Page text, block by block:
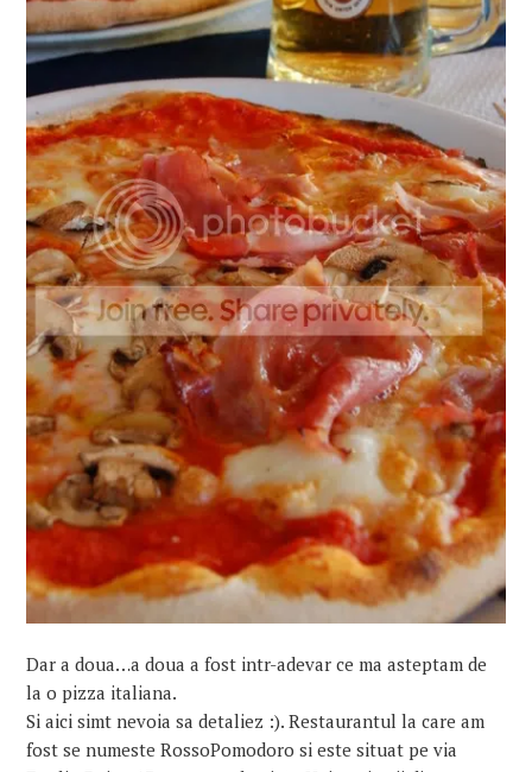
Dar a doua…a doua a fost intr-adevar ce ma asteptam de
la o pizza italiana.
Si aici simt nevoia sa detaliez :). Restaurantul la care am
fost se numeste RossoPomodoro si este situat pe via